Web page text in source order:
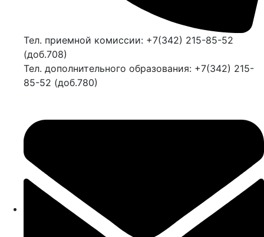
Тел. приемной комиссии: +7(342) 215-85-52
(доб.708)
Тел. дополнительного образования: +7(342) 215-
85-52 (доб.780)